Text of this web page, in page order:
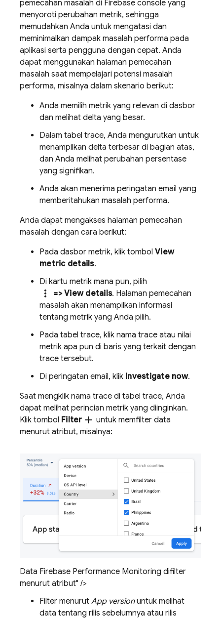
pemecahan masalah di Firebase console yang
menyoroti perubahan metrik, sehingga
memudahkan Anda untuk mengatasi dan
meminimalkan dampak masalah performa pada
aplikasi serta pengguna dengan cepat. Anda
dapat menggunakan halaman pemecahan
masalah saat mempelajari potensi masalah
performa, misalnya dalam skenario berikut:
Anda memilih metrik yang relevan di dasbor
dan melihat delta yang besar.
Dalam tabel trace, Anda mengurutkan untuk
menampilkan delta terbesar di bagian atas,
dan Anda melihat perubahan persentase
yang signifikan.
Anda akan menerima peringatan email yang
memberitahukan masalah performa.
Anda dapat mengakses halaman pemecahan
masalah dengan cara berikut:
Pada dasbor metrik, klik tombol View
metric details.
Di kartu metrik mana pun, pilih
more_vert => View details. Halaman pemecahan
masalah akan menampilkan informasi
tentang metrik yang Anda pilih.
Pada tabel trace, klik nama trace atau nilai
metrik apa pun di baris yang terkait dengan
trace tersebut.
Di peringatan email, klik Investigate now.
Saat mengklik nama trace di tabel trace, Anda
dapat melihat perincian metrik yang diinginkan.
Klik tombol Filter add untuk memfilter data
menurut atribut, misalnya:
Data Firebase Performance Monitoring difilter
menurut atribut" />
Filter menurut App versionuntuk melihat
data tentang rilis sebelumnya atau rilis